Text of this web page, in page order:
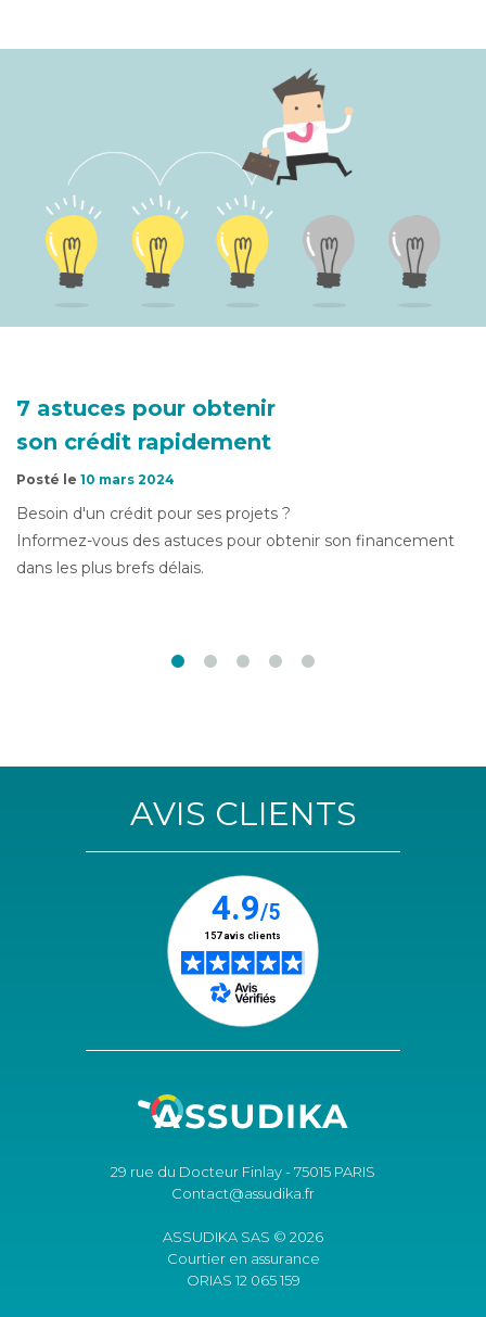
7 astuces pour obtenir
son crédit rapidement
Posté le 10 mars 2024
Besoin d'un crédit pour ses projets ?
Informez-vous des astuces pour obtenir son financement
dans les plus brefs délais.
AVIS CLIENTS
29 rue du Docteur Finlay - 75015 PARIS
Contact@assudika.fr
ASSUDIKA SAS © 2026
Courtier en assurance
ORIAS 12 065 159